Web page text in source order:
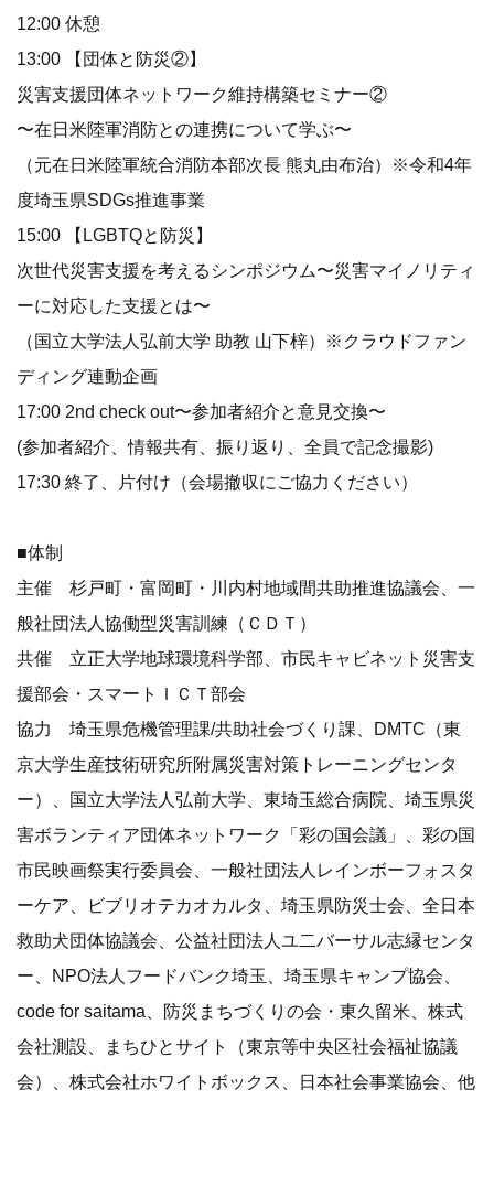
12:00 休憩
13:00 【団体と防災②】
災害支援団体ネットワーク維持構築セミナー②
〜在日米陸軍消防との連携について学ぶ〜
（元在日米陸軍統合消防本部次長 熊丸由布治）※令和4年
度埼玉県SDGs推進事業
15:00 【LGBTQと防災】
次世代災害支援を考えるシンポジウム〜災害マイノリティ
ーに対応した支援とは〜
（国立大学法人弘前大学 助教 山下梓）※クラウドファン
ディング連動企画
17:00 2nd check out〜参加者紹介と意見交換〜
(参加者紹介、情報共有、振り返り、全員で記念撮影)
17:30 終了、片付け（会場撤収にご協力ください）
■体制
主催 杉戸町・富岡町・川内村地域間共助推進協議会、一
般社団法人協働型災害訓練（ＣＤＴ）
共催 立正大学地球環境科学部、市民キャビネット災害支
援部会・スマートＩＣＴ部会
協力 埼玉県危機管理課/共助社会づくり課、DMTC（東
京大学生産技術研究所附属災害対策トレーニングセンタ
ー）、国立大学法人弘前大学、東埼玉総合病院、埼玉県災
害ボランティア団体ネットワーク「彩の国会議」、彩の国
市民映画祭実行委員会、一般社団法人レインボーフォスタ
ーケア、ビブリオテカオカルタ、埼玉県防災士会、全日本
救助犬団体協議会、公益社団法人ユ二バーサル志縁センタ
ー、NPO法人フードバンク埼玉、埼玉県キャンプ協会、
code for saitama、防災まちづくりの会・東久留米、株式
会社測設、まちひとサイト（東京等中央区社会福祉協議
会）、株式会社ホワイトボックス、日本社会事業協会、他